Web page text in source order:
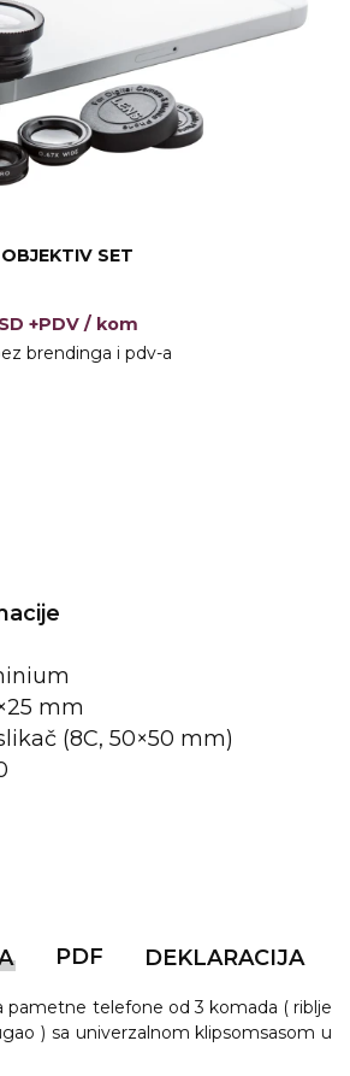
ŠEŠIRI
TEHNOLOGIJA
USB
TEHNOLOGIJA
TEKSTIL
KOŠULJE
TEKSTIL
SET
+PDV / kom
brendinga i pdv-a
mm
(8C, 50×50 mm)
PDF DEKLARACIJA
pametne telefone od 3 komada ( riblje
) sa univerzalnom klipsomsasom u